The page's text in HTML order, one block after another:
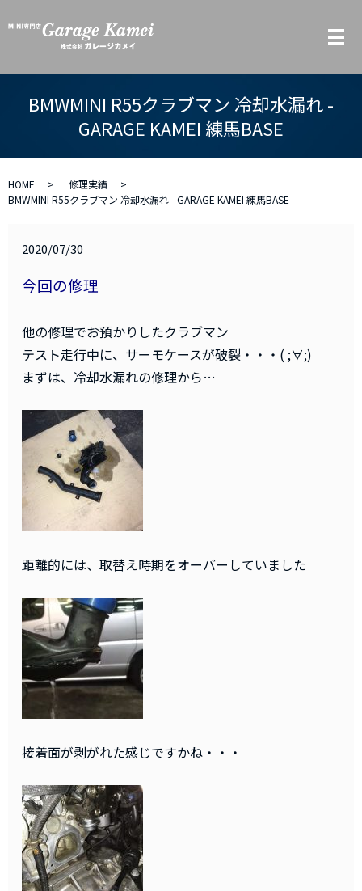
メ
BMWMINI R55クラブマン 冷却水漏れ -
GARAGE KAMEI 練馬BASE
HOME
修理実績
BMWMINI R55クラブマン 冷却水漏れ - GARAGE KAMEI 練馬BASE
2020/07/30
今回の修理
他の修理でお預かりしたクラブマン
テスト走行中に、サーモケースが破裂・・・( ;∀;)
まずは、冷却水漏れの修理から…
距離的には、取替え時期をオーバーしていました
接着面が剥がれた感じですかね・・・